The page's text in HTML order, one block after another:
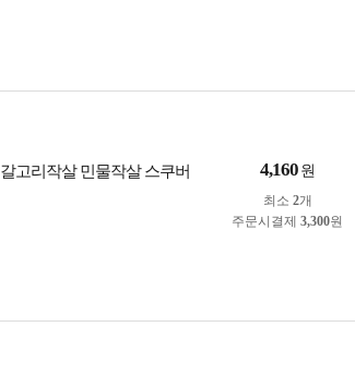
고리작살 민물작살 스쿠버
4,160 원
최소 2개
주문시결제 3,300원